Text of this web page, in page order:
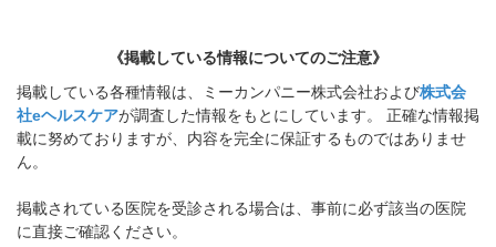
《掲載している情報についてのご注意》
掲載している各種情報は、ミーカンパニー株式会社および株式会
社eヘルスケアが調査した情報をもとにしています。 正確な情報掲
載に努めておりますが、内容を完全に保証するものではありませ
ん。
掲載されている医院を受診される場合は、事前に必ず該当の医院
に直接ご確認ください。